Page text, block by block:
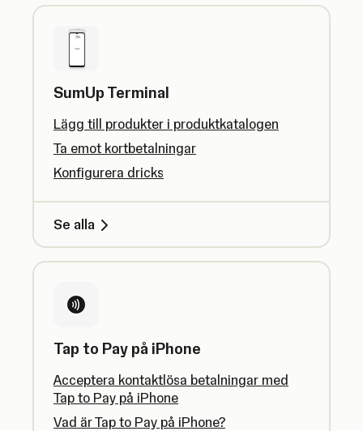
SumUp Terminal
Lägg till produkter i produktkatalogen
Ta emot kortbetalningar
Konfigurera dricks
Se alla
Tap to Pay på iPhone
Acceptera kontaktlösa betalningar med
Tap to Pay på iPhone
Vad är Tap to Pay på iPhone?